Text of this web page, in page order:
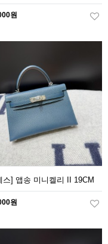
원
스] 앱송 미니켈리 II 19CM
원